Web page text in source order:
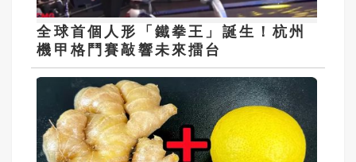
全球首個人形「鐵拳王」誕生！杭州
機甲格鬥賽敲響未來擂台